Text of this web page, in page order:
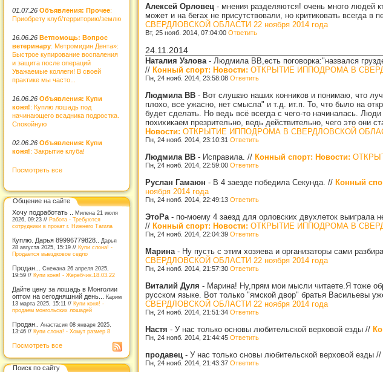
01.07.26 Объявления: Прочее:
Приобрету клуб/территорию/землю
16.06.26 Ветпомощь: Вопрос
ветеринару: Метромидин Дента»:
Быстрое купирование воспаления
и защита после операций
Уважаемые коллеги! В своей
практике мы часто...
16.06.26 Объявления: Купи
коня!: Куплю лошадь под
начинающего всадника подростка.
Спокойную
02.06.26 Объявления: Купи
коня!: Закрытие клуба!
Посмотреть все
Общение на сайте
Хочу подработать .. Милена 21 июля
2026, 09:23 // Работа - Требуются
сотрудники в прокат г. Нижнего Тагила
Куплю. Дарья 89996779828..
Дарья
28 августа 2025, 15:19 // Купи слона! -
Продается выездковое седло
Продан... Снежана 26 апреля 2025,
19:59 // Купи коня! - Жеребчик.18.03.22
Дайте цену за лошадь в Монголии
оптом на сегодняшний день... Карим
13 марта 2025, 15:11 // Купи коня! -
продаем монгольских лошадей
Продан.. Анастасия 08 января 2025,
13:46 // Купи слона! - Хомут размер 8
Посмотреть все
Поиск по сайту
Алексей Орловец - мнения разделяются! очень много людей
может и на бегах не присутствовали, но критиковать всегда в
СВЕРДЛОВСКОЙ ОБЛАСТИ 22 ноября 2014 года
Вт, 25 нояб. 2014, 07:04:00 Ответить
24.11.2014
Наталия Узлова - Людмила ВВ,есть поговорка:"назвался
// Конный спорт: Новости: ОТКРЫТИЕ ИППОДРОМА В
Пн, 24 нояб. 2014, 23:58:08 Ответить
Людмила ВВ - Вот слушаю наших конников и понимаю, что
плохо, все ужасно, нет смысла" и т.д. ит.п. То, что было на
будет сделать. Но ведь всё всегда с чего-то начиналась.
похихикаем презрительно, ведь действительно, чего это они
Новости: ОТКРЫТИЕ ИППОДРОМА В СВЕРДЛОВСКОЙ
Пн, 24 нояб. 2014, 23:10:31 Ответить
Людмила ВВ - Исправила. // Конный спорт: Новости:
Пн, 24 нояб. 2014, 22:59:00 Ответить
Руслан Гамаюн - В 4 заезде победила Секунда. // Конный
ноября 2014 года
Пн, 24 нояб. 2014, 22:49:13 Ответить
ЭтоРа - по-моему 4 заезд для орловских двухлеток выиграла
// Конный спорт: Новости: ОТКРЫТИЕ ИППОДРОМА В
Пн, 24 нояб. 2014, 22:04:39 Ответить
Марина - Ну пусть с этим хозяева и организаторы сами
СВЕРДЛОВСКОЙ ОБЛАСТИ 22 ноября 2014 года
Пн, 24 нояб. 2014, 21:57:30 Ответить
Виталий Дуля - Марина! Ну,прям мои мысли читаете.Я тоже
русском языке. Вот только "ямской двор" братья Васильевы
СВЕРДЛОВСКОЙ ОБЛАСТИ 22 ноября 2014 года
Пн, 24 нояб. 2014, 21:51:34 Ответить
Настя - У нас только основы любительской верховой езды //
Пн, 24 нояб. 2014, 21:44:45 Ответить
продавец - У нас только сновы любительской верховой езды //
Пн, 24 нояб. 2014, 21:43:37 Ответить